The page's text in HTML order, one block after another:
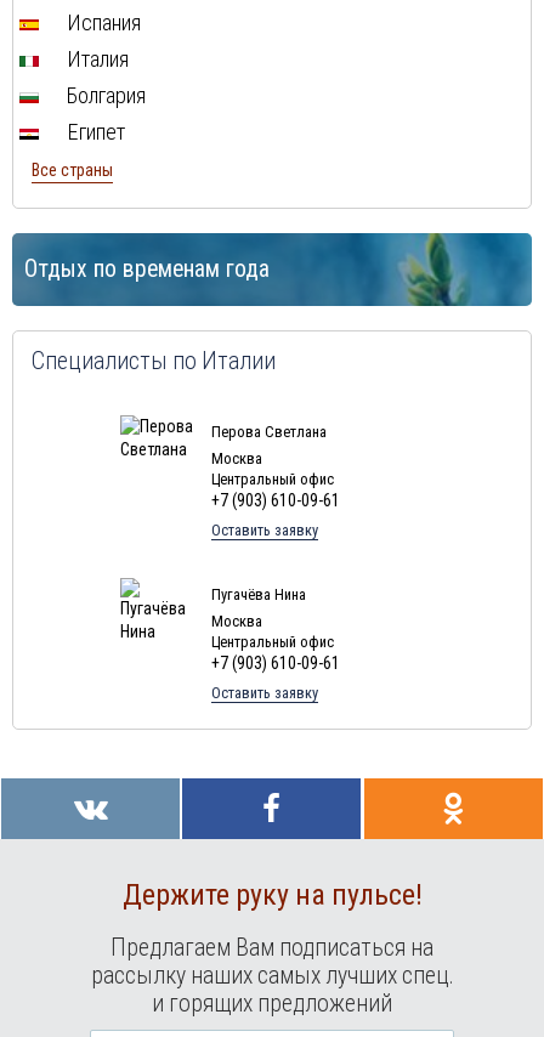
Испания
Италия
Болгария
Египет
Все страны
Отдых по временам года
Специалисты по Италии
Перова Светлана
Москва
Центральный офис
+7 (903) 610-09-61
Оставить заявку
Пугачёва Нина
Москва
Центральный офис
+7 (903) 610-09-61
Оставить заявку
Держите руку на пульсе!
Предлагаем Вам подписаться на
рассылку наших самых лучших спец.
и горящих предложений